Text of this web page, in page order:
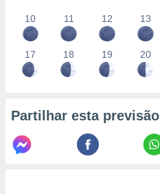
10 11 12 13
17 18 19 20
Partilhar esta previsão